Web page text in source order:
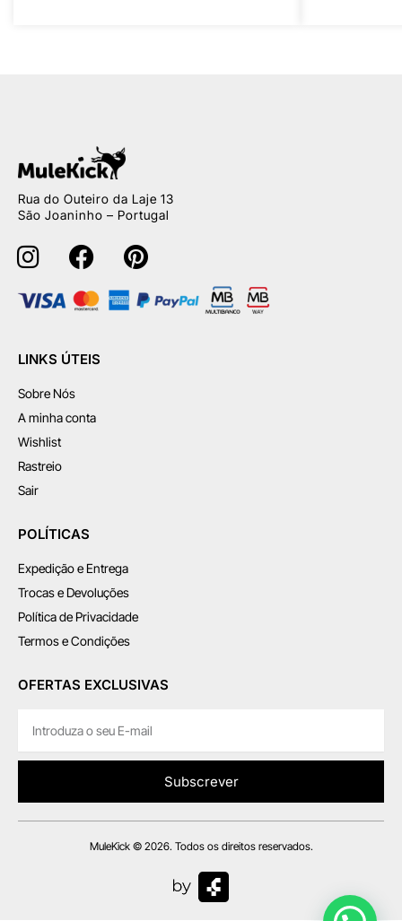
Rua do Outeiro da Laje 13
São Joaninho – Portugal
LINKS ÚTEIS
Sobre Nós
A minha conta
Wishlist
Rastreio
Sair
POLÍTICAS
Expedição e Entrega
Trocas e Devoluções
Política de Privacidade
Termos e Condições
OFERTAS EXCLUSIVAS
Subscrever
MuleKick © 2026. Todos os direitos reservados.